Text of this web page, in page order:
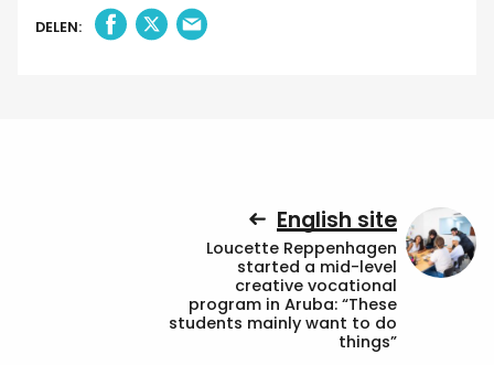
DELEN:
English site
Loucette Reppenhagen
started a mid-level
creative vocational
program in Aruba: “These
students mainly want to do
things”